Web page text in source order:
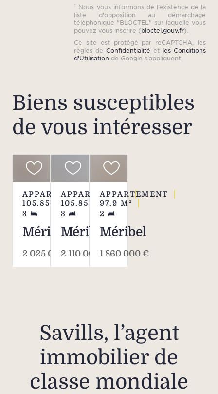
¹ Nous vous informons de l’existence de la
liste d'opposition au démarchage
téléphonique "BLOCTEL" sur laquelle vous
pouvez vous inscrire (bloctel.gouv.fr).
Ce site est protégé par reCAPTCHA, les
règles deConfidentialité et les Conditions
d'Utilisation de Google s'appliquent.
Biens susceptibles
de vous intéresser
APPARTEMENT
105.85
M²
3
Méribel
2 025 000 €
APPARTEMENT
105.85
M²
3
Méribel
2 110 000 €
APPARTEMENT
97.9 M²
2
Méribel
1 860 000 €
Savills, l’agent
immobilier de
classe mondiale